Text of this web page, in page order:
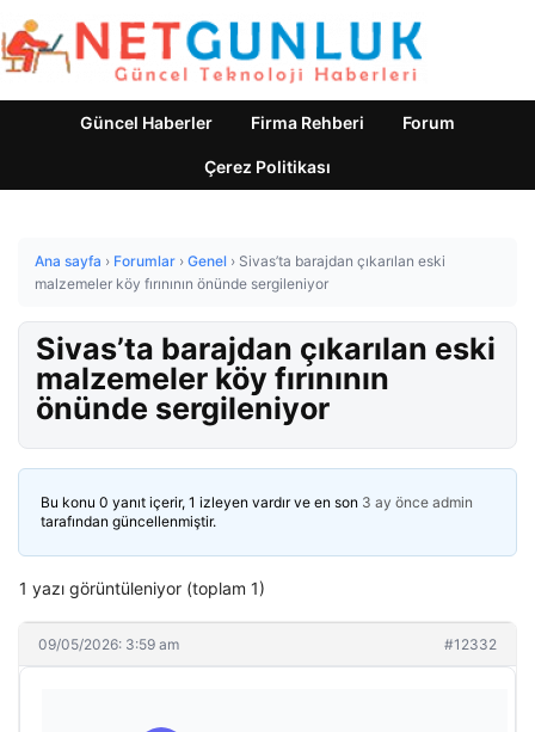
Güncel Haberler Firma Rehberi Forum
Çerez Politikası
Ana sayfa › Forumlar › Genel › Sivas’ta barajdan çıkarılan eski
malzemeler köy fırınının önünde sergileniyor
Sivas’ta barajdan çıkarılan eski
malzemeler köy fırınının
önünde sergileniyor
Bu konu 0 yanıt içerir, 1 izleyen vardır ve en son 3 ay önce admin
tarafından güncellenmiştir.
1 yazı görüntüleniyor (toplam 1)
09/05/2026: 3:59 am #12332